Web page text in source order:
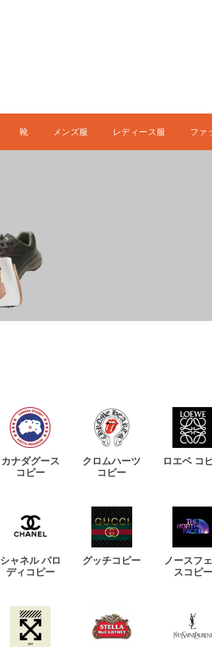
靴 メンズ服 レディース服 ファ
カナダグース
コピー
クロムハーツ
コピー
ロエベ コ
シャネル パロ
ディコピー
グッチコピー
ノースフ
スコピー